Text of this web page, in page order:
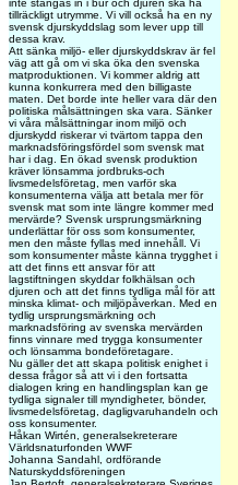
inte stängas in i bur och djuren ska ha
tillräckligt utrymme. Vi vill också ha en ny
svensk djurskyddslag som lever upp till
dessa krav.
Att sänka miljö- eller djurskyddskrav är fel
väg att gå om vi ska öka den svenska
matproduktionen. Vi kommer aldrig att
kunna konkurrera med den billigaste
maten. Det borde inte heller vara där den
politiska målsättningen ska vara. Sänker
vi våra målsättningar inom miljö och
djurskydd riskerar vi tvärtom tappa den
marknadsföringsfördel som svensk mat
har i dag. En ökad svensk produktion
kräver lönsamma jordbruks-och
livsmedelsföretag, men varför ska
konsumenterna välja att betala mer för
svensk mat som inte längre kommer med
mervärde? Svensk ursprungsmärkning
underlättar för oss som konsumenter,
men den måste fyllas med innehåll. Vi
som konsumenter måste känna trygghet i
att det finns ett ansvar för att
lagstiftningen skyddar folkhälsan och
djuren och att det finns tydliga mål för att
minska klimat- och miljöpåverkan. Med en
tydlig ursprungsmärkning och
marknadsföring av svenska mervärden
finns vinnare med trygga konsumenter
och lönsamma bondeföretagare.
Nu gäller det att skapa politisk enighet i
dessa frågor så att vi i den fortsatta
dialogen kring en handlingsplan kan ge
tydliga signaler till myndigheter, bönder,
livsmedelsföretag, dagligvaruhandeln och
oss konsumenter.
Håkan Wirtén, generalsekreterare
Världsnaturfonden WWF
Johanna Sandahl, ordförande
Naturskyddsföreningen